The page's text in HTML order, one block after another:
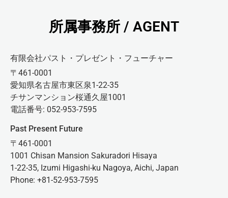
所属事務所 / AGENT
有限会社パスト・プレゼント・フューチャー
〒461-0001
愛知県名古屋市東区泉1-22-35
チサンマンション桜通久屋1001
電話番号: 052-953-7595
Past Present Future
〒461-0001
1001 Chisan Mansion Sakuradori Hisaya
1-22-35, Izumi Higashi-ku Nagoya, Aichi, Japan
Phone: +81-52-953-7595